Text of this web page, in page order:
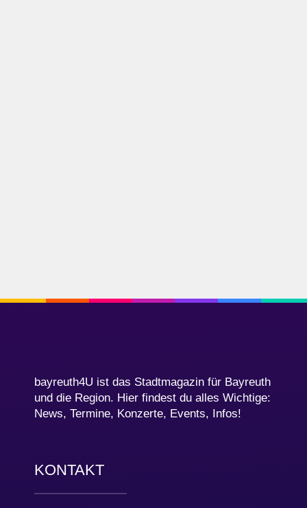
bayreuth4U ist das Stadtmagazin für Bayreuth
und die Region. Hier findest du alles Wichtige:
News, Termine, Konzerte, Events, Infos!
KONTAKT